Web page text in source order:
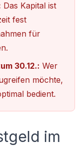
Das Kapital ist
fest
für
30.12.: Wer
möchte,
bedient.
im